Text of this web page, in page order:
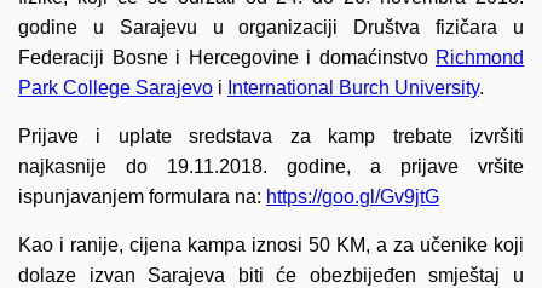
godine u Sarajevu u organizaciji Društva fizičara u
Federaciji Bosne i Hercegovine i domaćinstvo Richmond
Park College Sarajevo i International Burch University.
Prijave i uplate sredstava za kamp trebate izvršiti
najkasnije do 19.11.2018. godine, a prijave vršite
ispunjavanjem formulara na: https://goo.gl/Gv9jtG
Kao i ranije, cijena kampa iznosi 50 KM, a za učenike koji
dolaze izvan Sarajeva biti će obezbijeđen smještaj u